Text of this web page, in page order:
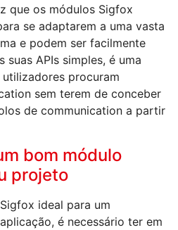
que os módulos Sigfox
se adaptarem a uma vasta
e podem ser facilmente
APIs simples, é uma
procuram
sem terem de conceber
de communication a partir
bom módulo
projeto
ideal para um
é necessário ter em